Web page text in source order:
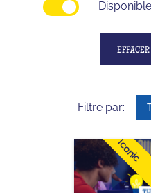
Adulte
Filtre par:
Iconic